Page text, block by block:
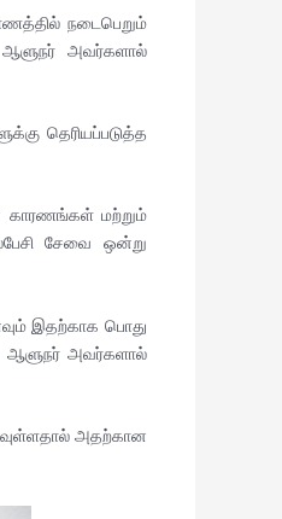
நடைபெறும்
ஆளுநர் அவர்களால்
தெரியப்படுத்த
காரணங்கள் மற்றும்
சேவை ஒன்று
இதற்காக பொது
ஆளுநர் அவர்களால்
அதற்கான